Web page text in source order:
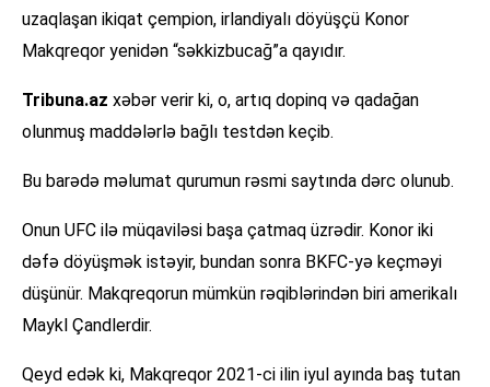
uzaqlaşan ikiqat çempion, irlandiyalı döyüşçü Konor
Makqreqor yenidən “səkkizbucağ”a qayıdır.
Tribuna.az xəbər verir ki, o, artıq dopinq və qadağan
olunmuş maddələrlə bağlı testdən keçib.
Bu barədə məlumat qurumun rəsmi saytında dərc olunub.
Onun UFC ilə müqaviləsi başa çatmaq üzrədir. Konor iki
dəfə döyüşmək istəyir, bundan sonra BKFC-yə keçməyi
düşünür. Makqreqorun mümkün rəqiblərindən biri amerikalı
Maykl Çandlerdir.
Qeyd edək ki, Makqreqor 2021-ci ilin iyul ayında baş tutan